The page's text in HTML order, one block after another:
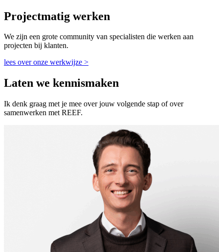
Projectmatig werken
We zijn een grote community van specialisten die werken aan
projecten bij klanten.
lees over onze werkwijze >
Laten we kennismaken
Ik denk graag met je mee over jouw volgende stap of over
samenwerken met REEF.